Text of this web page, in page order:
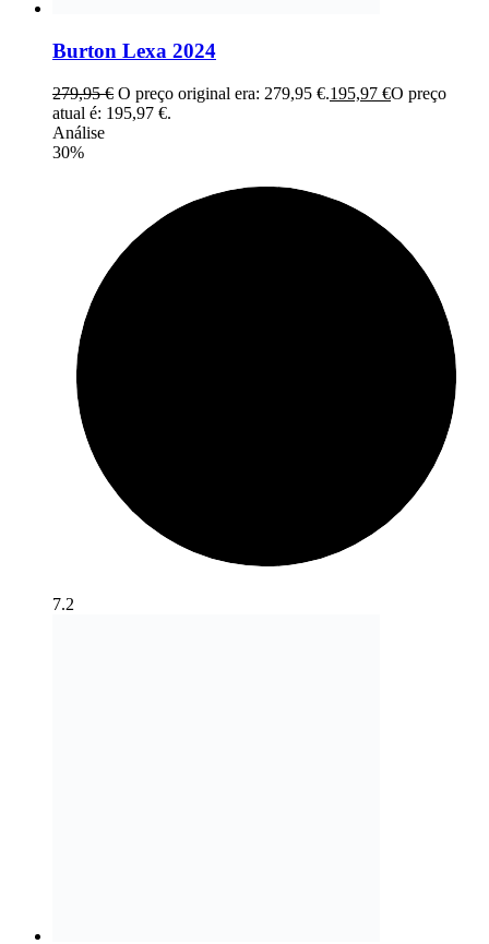
Burton Lexa 2024
279,95€ O preço original era: 279,95 €.195,97 €O preço
atual é: 195,97 €.
Análise
30%
7.2